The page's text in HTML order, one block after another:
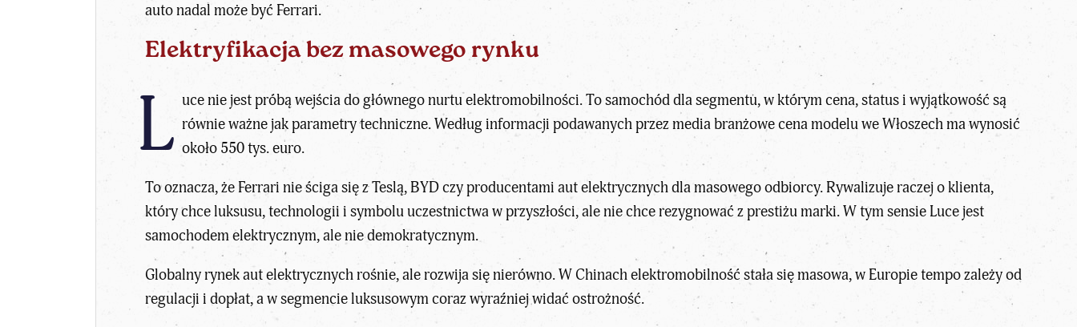
auto nadal może być Ferrari.
Elektryfikacja bez masowego rynku
L uce nie jest próbą wejścia do głównego nurtu elektromobilności. To samochód dla segmentu, w którym cena, status i wyjątkowość są
równie ważne jak parametry techniczne. Według informacji podawanych przez media branżowe cena modelu we Włoszech ma wynosić
około 550 tys. euro.
To oznacza, że Ferrari nie ściga się z Teslą, BYD czy producentami aut elektrycznych dla masowego odbiorcy. Rywalizuje raczej o klienta,
który chce luksusu, technologii i symbolu uczestnictwa w przyszłości, ale nie chce rezygnować z prestiżu marki. W tym sensie Luce jest
samochodem elektrycznym, ale nie demokratycznym.
Globalny rynekaut elektrycznychrośnie, ale rozwija się nierówno. W Chinach elektromobilność stała się masowa, w Europie tempo zależy od
regulacji i dopłat, a w segmencie luksusowym coraz wyraźniej widać ostrożność.